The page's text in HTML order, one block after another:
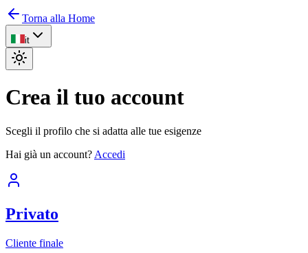
Torna alla Home
it
Crea il tuo account
Scegli il profilo che si adatta alle tue esigenze
Hai già un account? Accedi
Privato
Cliente finale